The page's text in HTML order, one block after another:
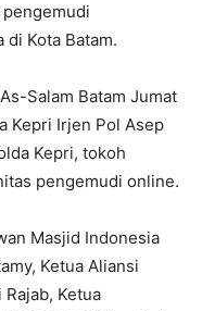
Kota Batam.
Salam Batam Jumat
Kepri Irjen Pol Asep
Kepri, tokoh
pengemudi online.
Masjid Indonesia
Ketua Aliansi
Ketua